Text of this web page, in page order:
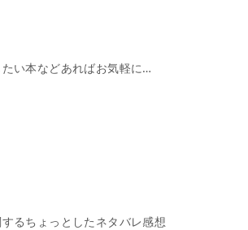
い本などあればお気軽に…
るちょっとしたネタバレ感想